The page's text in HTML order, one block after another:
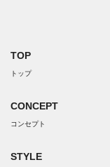
TOP
トップ
CONCEPT
コンセプト
STYLE